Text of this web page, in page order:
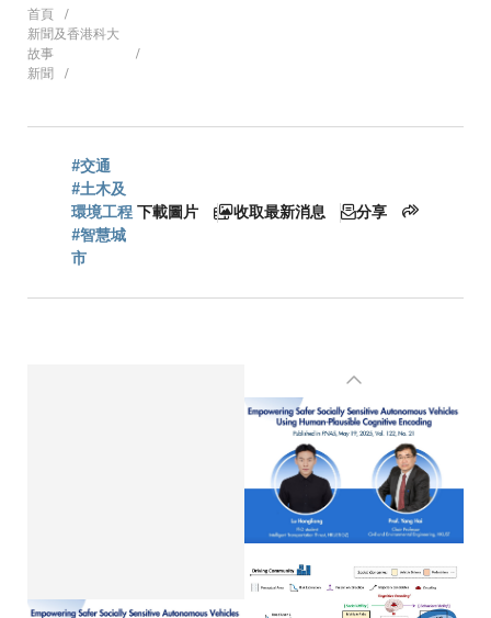
導
航
連
結
首頁
新聞及香港科大
故事
新聞
#交通
#土木及
環境工程
#智慧城
市
下載圖片 收取最新消息 分享